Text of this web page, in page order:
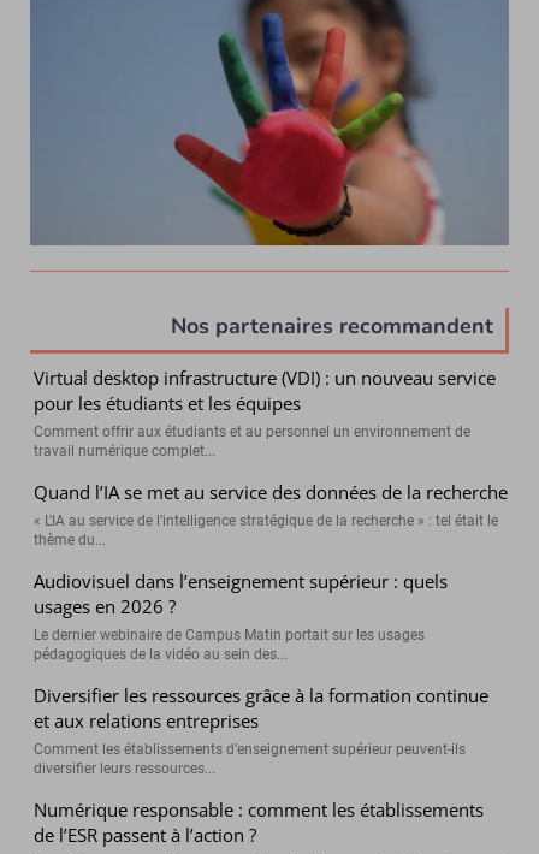
Nos partenaires recommandent
Virtual desktop infrastructure (VDI) : un nouveau service
pour les étudiants et les équipes
Comment offrir aux étudiants et au personnel un environnement de
travail numérique complet...
Quand l’IA se met au service des données de la recherche
« L’IA au service de l’intelligence stratégique de la recherche » : tel était le
thème du...
Audiovisuel dans l’enseignement supérieur : quels
usages en 2026 ?
Le dernier webinaire de Campus Matin portait sur les usages
pédagogiques de la vidéo au sein des...
Diversifier les ressources grâce à la formation continue
et aux relations entreprises
Comment les établissements d’enseignement supérieur peuvent-ils
diversifier leurs ressources...
Numérique responsable : comment les établissements
de l’ESR passent à l’action ?